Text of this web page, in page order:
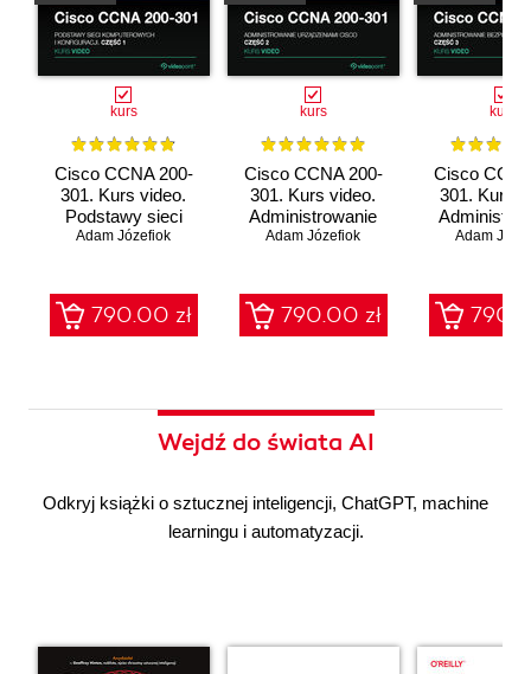
kurs
Cisco CCNA 200-
301. Kurs video.
Podstawy sieci
komputerowych i
Adam Józefiok
790.00 zł
kurs
Cisco CCNA 200-
301. Kurs video.
Administrowanie
urządzeniami Cisco
Adam Józefiok
790.00 zł
kurs
Cisco
301. Kurs
Adam
Wejdź do świata AI
Odkryj książki o sztucznej inteligencji, ChatGPT, machine
learningu i automatyzacji.